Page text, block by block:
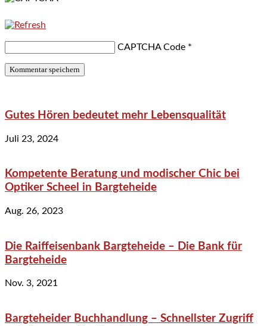
CAPTCHA Code *
Gutes Hören bedeutet mehr Lebensqualität
Juli 23, 2024
Kompetente Beratung und modischer Chic bei
Optiker Scheel in Bargteheide
Aug. 26, 2023
Die Raiffeisenbank Bargteheide – Die Bank für
Bargteheide
Nov. 3, 2021
Bargteheider Buchhandlung – Schnellster Zugriff